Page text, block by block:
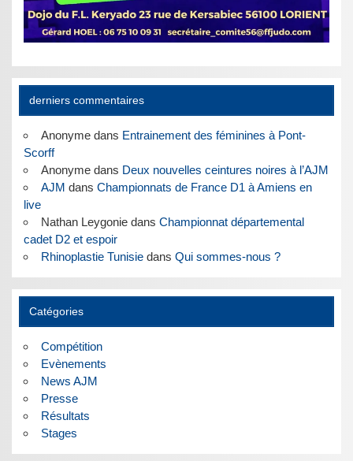
derniers commentaires
Anonymedans Entrainement des féminines à Pont-
Scorff
Anonymedans Deux nouvelles ceintures noires à l’AJM
AJM dans Championnats de France D1 à Amiens en
live
Nathan Leygoniedans Championnat départemental
cadet D2 et espoir
Rhinoplastie Tunisiedans Qui sommes-nous ?
Catégories
Compétition
Evènements
News AJM
Presse
Résultats
Stages